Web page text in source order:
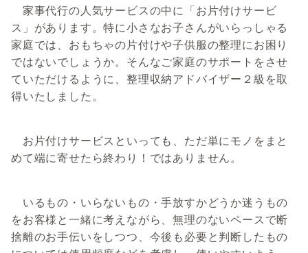
家事代行の人気サービスの中に「お片付けサービ
ス」があります。特に小さなお子さんがいらっしゃる
家庭では、おもちゃの片付けや子供服の整理にお困り
ではないでしょうか。そんなご家庭のサポートをさせ
ていただけるように、整理収納アドバイザー２級を取
得いたしました。
お片付けサービスといっても、ただ単にモノをまと
めて端に寄せたら終わり！ではありません。
いるもの・いらないもの・手放すかどうか迷うもの
をお客様と一緒に考えながら、無理のないペースで断
捨離のお手伝いをしつつ、今後も必要と判断したもの